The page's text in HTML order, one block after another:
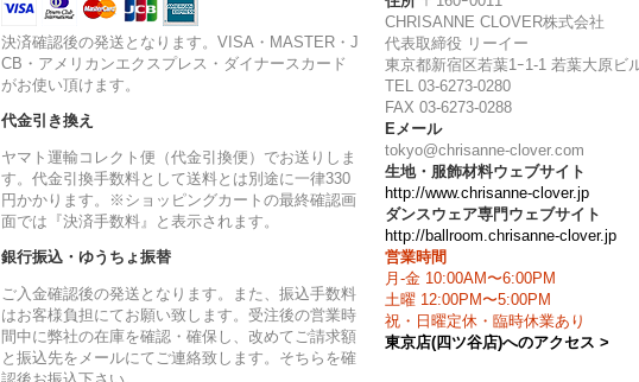
決済確認後の発送となります。VISA・MASTER・J
CB・アメリカンエクスプレス・ダイナースカード
がお使い頂けます。
代金引き換え
ヤマト運輸コレクト便（代金引換便）でお送りしま
す。代金引換手数料として送料とは別途に一律330
円かかります。※ショッピングカートの最終確認画
面では『決済手数料』と表示されます。
銀行振込・ゆうちょ振替
ご入金確認後の発送となります。また、振込手数料
はお客様負担にてお願い致します。受注後の営業時
間中に弊社の在庫を確認・確保し、改めてご請求額
と振込先をメールにてご連絡致します。そちらを確
CHRISANNE CLOVER株式会社
代表取締役 リーイー
東京都新宿区若葉1ｰ1-1 若葉大原ビ
TEL 03-6273-0280
FAX 03-6273-0288
Eメール
tokyo@chrisanne-clover.com
生地・服飾材料ウェブサイト
http://www.chrisanne-clover.jp
ダンスウェア専門ウェブサイト
http://ballroom.chrisanne-clover.jp
営業時間
月-金 10:00AM〜6:00PM
土曜 12:00PM〜5:00PM
祝・日曜定休・臨時休業あり
東京店(四ツ谷店)へのアクセス >